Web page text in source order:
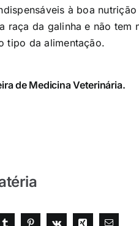
à boa nutrição
raça da galinha e não
tipo da alimentação.
de Medicina Veterinária.